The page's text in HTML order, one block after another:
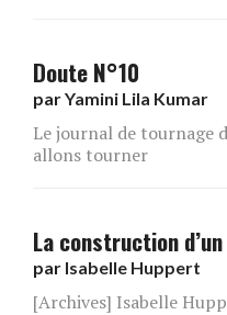
Doute N°10
parYamini Lila Kumar
Le journal de tournage
allons tourner
La construction
par Isabelle Huppert
[Archives] Isabelle